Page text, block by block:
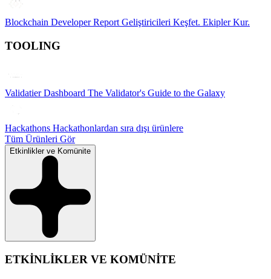
Blockchain Developer Report Geliştiricileri Keşfet. Ekipler Kur.
TOOLING
Validatier Dashboard The Validator's Guide to the Galaxy
Hackathons Hackathonlardan sıra dışı ürünlere
Tüm Ürünleri Gör
Etkinlikler ve Komünite
ETKİNLİKLER VE KOMÜNİTE